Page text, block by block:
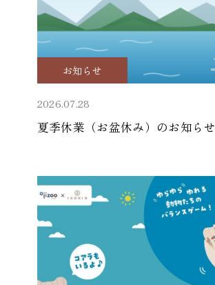
お知らせ
2026.07.28
夏季休業（お盆休み）のお知らせ